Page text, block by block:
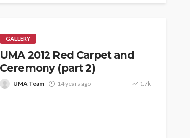
GALLERY
UMA 2012 Red Carpet and
Ceremony (part 2)
UMA Team 14 years ago 1.7k
3.6k UMA 7 months ago